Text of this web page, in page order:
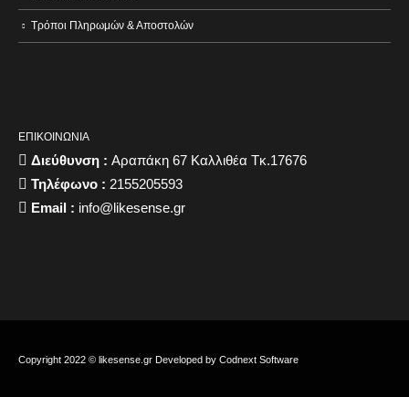
Τρόποι Πληρωμών & Αποστολών
ΕΠΙΚΟΙΝΩΝΙΑ
Διεύθυνση : Αραπάκη 67 Καλλιθέα Τκ.17676
Τηλέφωνο : 2155205593
Email : info@likesense.gr
Copyright 2022 © likesense.gr Developed by Codnext Software